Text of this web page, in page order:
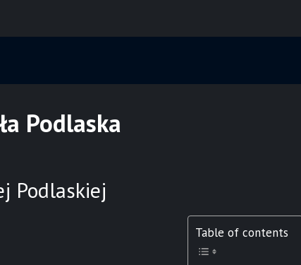
Podlaska
Podlaskiej
Table of contents